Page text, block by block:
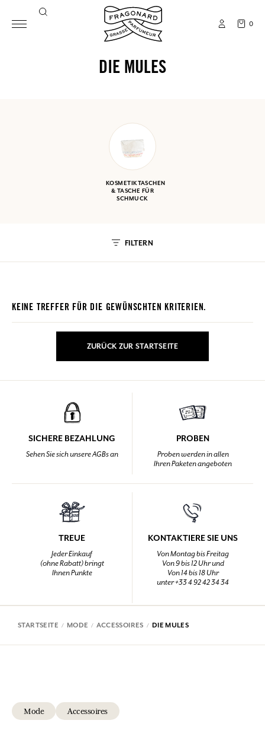
0
DIE MULES
KOSMETIKTASCHEN
& TASCHE FÜR
SCHMUCK
FILTERN
KEINE TREFFER FÜR DIE GEWÜNSCHTEN KRITERIEN.
ZURÜCK ZUR STARTSEITE
SICHERE BEZAHLUNG
Sehen Sie sich unsere AGBs an
PROBEN
Proben werden in allen
Ihren Paketen angeboten
TREUE
Jeder Einkauf
(ohne Rabatt) bringt
Ihnen Punkte
KONTAKTIERE SIE UNS
Von Montag bis Freitag
Von 9 bis 12 Uhr und
Von 14 bis 18 Uhr
unter +33 4 92 42 34 34
STARTSEITE MODE ACCESSOIRES DIE MULES
Mode Accessoires